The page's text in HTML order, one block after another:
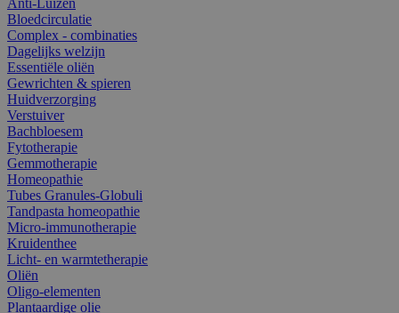
Bloedcirculatie
Complex - combinaties
Dagelijks welzijn
Essentiële oliën
Gewrichten & spieren
Huidverzorging
Verstuiver
Bachbloesem
Fytotherapie
Gemmotherapie
Homeopathie
Tubes Granules-Globuli
Tandpasta homeopathie
Micro-immunotherapie
Kruidenthee
Licht- en warmtetherapie
Oliën
Oligo-elementen
Plantaardige olie